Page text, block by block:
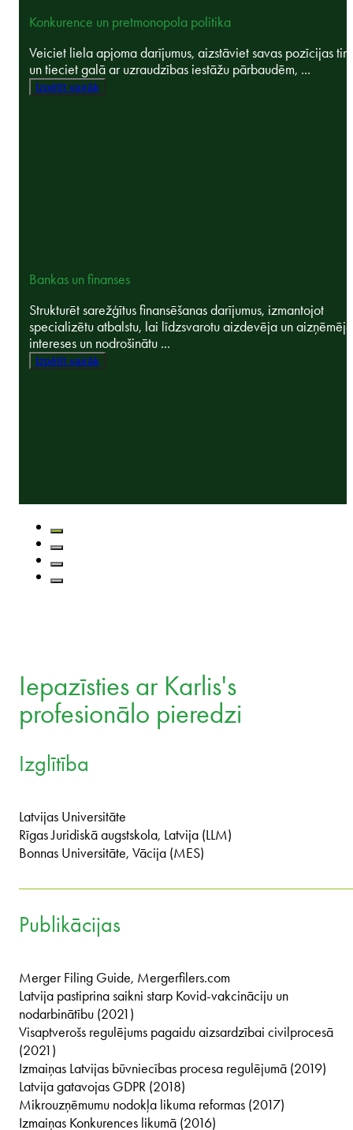
Konkurence un pretmonopola politika
Veiciet liela apjoma darījumus, aizstāviet savas pozīcijas
un tieciet galā ar uzraudzības iestāžu pārbaudēm, ...
Izpētīt vairāk
Bankas un finanses
Strukturēt sarežģītus finansēšanas darījumus, izmantojot
specializētu atbalstu, lai līdzsvarotu aizdevēja un aizņēmēja
intereses un nodrošinātu ...
Izpētīt vairāk
Iepazīsties ar Karlis's
profesionālo pieredzi
Izglītība
Latvijas Universitāte
Rīgas Juridiskā augstskola, Latvija (LLM)
Bonnas Universitāte, Vācija (MES)
Publikācijas
Merger Filing Guide, Mergerfilers.com
Latvija pastiprina saikni starp Kovid-vakcināciju un
nodarbinātību (2021)
Visaptverošs regulējums pagaidu aizsardzībai civilprocesā
(2021)
Izmaiņas Latvijas būvniecības procesa regulējumā (2019)
Latvija gatavojas GDPR (2018)
Mikrouzņēmumu nodokļa likuma reformas (2017)
Izmaiņas Konkurences likumā (2016)